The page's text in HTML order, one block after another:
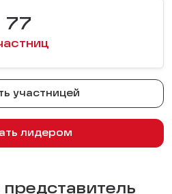
77
участницей
лидером